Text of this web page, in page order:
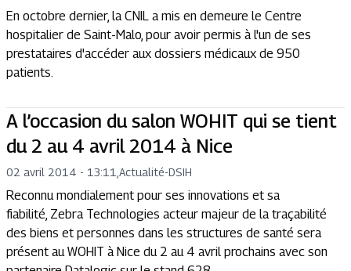
En octobre dernier, la CNIL a mis en demeure le Centre
hospitalier de Saint-Malo, pour avoir permis à l'un de ses
prestataires d'accéder aux dossiers médicaux de 950
patients.
A l’occasion du salon WOHIT qui se tient
du 2 au 4 avril 2014 à Nice
02 avril 2014 - 13:11 Actualité-DSIH
Reconnu mondialement pour ses innovations et sa
fiabilité, Zebra Technologies acteur majeur de la traçabilité
des biens et personnes dans les structures de santé sera
présent au WOHIT à Nice du 2 au 4 avril prochains avec son